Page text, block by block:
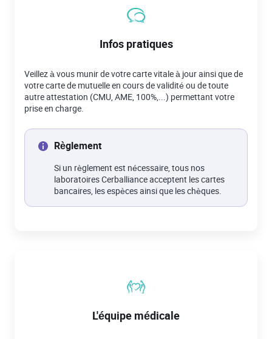
Infos pratiques
Veillez à vous munir de votre carte vitale à jour ainsi que de
votre carte de mutuelle en cours de validité ou de toute
autre attestation (CMU, AME, 100%,...) permettant votre
prise en charge.
Règlement
Si un règlement est nécessaire, tous nos
laboratoires Cerballiance acceptent les cartes
bancaires, les espèces ainsi que les chèques.
L'équipe médicale